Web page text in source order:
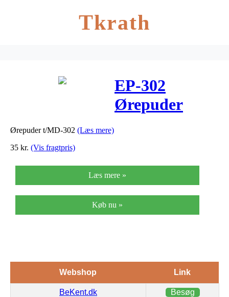
Tkrath
EP-302
Ørepuder
Ørepuder t/MD-302 (Læs mere)
35 kr. (Vis fragtpris)
Læs mere »
Køb nu »
Webshop Link
BeKent.dk Besøg